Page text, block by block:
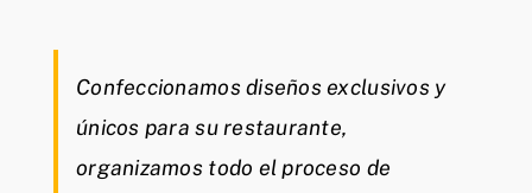
Confeccionamos diseños exclusivos y
únicos para su restaurante,
organizamos todo el proceso de